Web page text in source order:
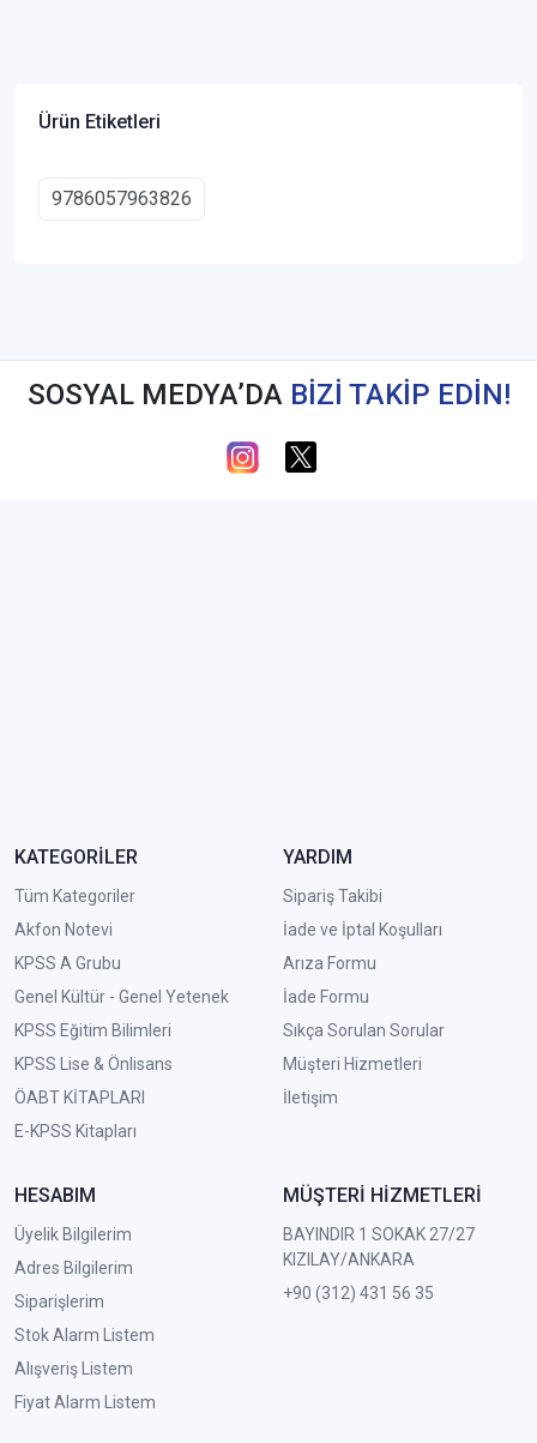
Ürün Etiketleri
9786057963826
SOSYAL MEDYA’DA BİZİ TAKİP EDİN!
KATEGORİLER
Tüm Kategoriler
Akfon Notevi
KPSS A Grubu
Genel Kültür - Genel Yetenek
KPSS Eğitim Bilimleri
KPSS Lise & Önlisans
ÖABT KİTAPLARI
E-KPSS Kitapları
YARDIM
Sipariş Takibi
İade ve İptal Koşulları
Arıza Formu
İade Formu
Sıkça Sorulan Sorular
Müşteri Hizmetleri
İletişim
HESABIM
Üyelik Bilgilerim
Adres Bilgilerim
Siparişlerim
Stok Alarm Listem
Alışveriş Listem
Fiyat Alarm Listem
MÜŞTERİ HİZMETLERİ
BAYINDIR 1 SOKAK 27/27
KIZILAY/ANKARA
+90 (312) 431 56 35